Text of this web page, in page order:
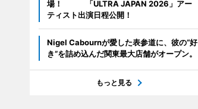
場！ 「ULTRA JAPAN 2026」アー
ティスト出演日程公開！
Nigel Cabournが愛した表参道に、彼の“好
き”を詰め込んだ関東最大店舗がオープン。
もっと見る